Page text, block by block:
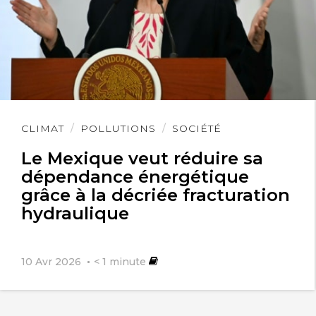
CLIMAT POLLUTIONS SOCIÉTÉ
Le Mexique veut réduire sa
dépendance énergétique
grâce à la décriée fracturation
hydraulique
10 Avr 2026 < 1 minute
Lire